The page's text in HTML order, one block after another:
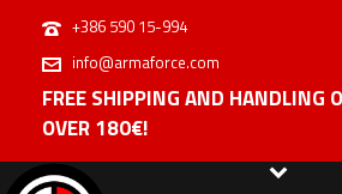
+386 590 15-994
info@armaforce.com
FREE SHIPPING AND HANDLING
OVER 180€!